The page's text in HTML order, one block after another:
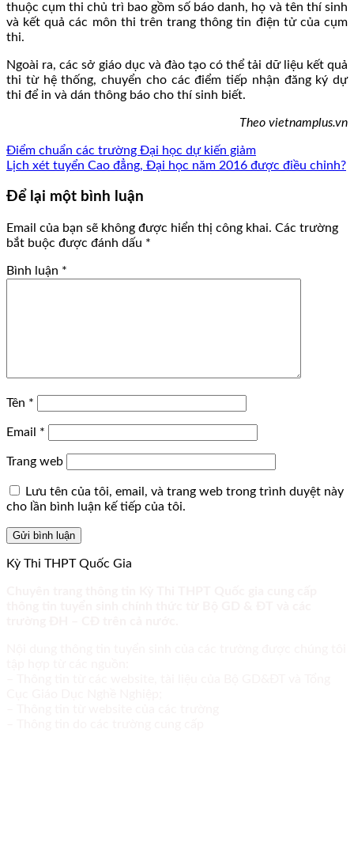
thuộc cụm thi chủ trì bao gồm số báo danh, họ và tên thí sinh
và kết quả các môn thi trên trang thông tin điện tử của cụm
thi.
Ngoài ra, các sở giáo dục và đào tạo có thể tải dữ liệu kết quả
thi từ hệ thống, chuyển cho các điểm tiếp nhận đăng ký dự
thi để in và dán thông báo cho thí sinh biết.
Theo vietnamplus.vn
Điểm chuẩn các trường Đại học dự kiến giảm
Lịch xét tuyển Cao đẳng, Đại học năm 2016 được điều chỉnh?
Để lại một bình luận
Email của bạn sẽ không được hiển thị công khai. Các trường
bắt buộc được đánh dấu *
Bình luận *
Tên *
Email *
Trang web
Lưu tên của tôi, email, và trang web trong trình duyệt này
cho lần bình luận kế tiếp của tôi.
Kỳ Thi THPT Quốc Gia